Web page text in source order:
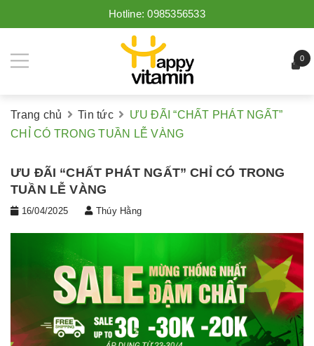
Hotline:0985356533
0
Trang chủ Tin tức
ƯU ĐÃI “CHẤT PHÁT NGẤT”
CHỈ CÓ TRONG TUẦN LỄ VÀNG
ƯU ĐÃI “CHẤT PHÁT NGẤT” CHỈ CÓ TRONG
TUẦN LỄ VÀNG
16/04/2025 Thúy Hằng